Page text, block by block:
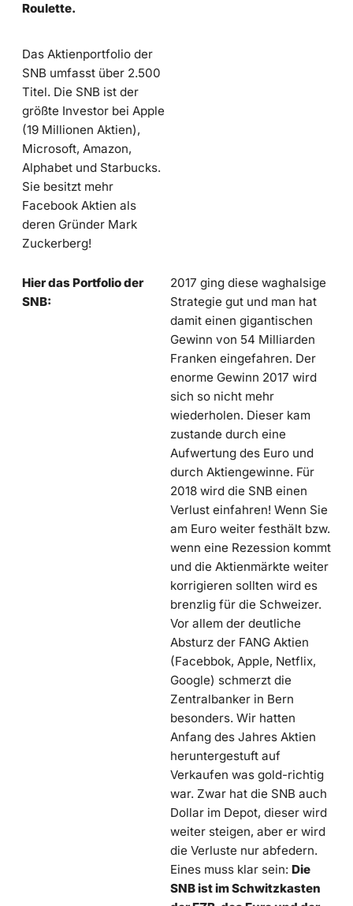
Roulette.
Das Aktienportfolio der
SNB umfasst über 2.500
Titel. Die SNB ist der
größte Investor bei Apple
(19 Millionen Aktien),
Microsoft, Amazon,
Alphabet und Starbucks.
Sie besitzt mehr
Facebook Aktien als
deren Gründer Mark
Zuckerberg!
Hier das Portfolio der
SNB:
2017 ging diese waghalsige
Strategie gut und man hat
damit einen gigantischen
Gewinn von 54 Milliarden
Franken eingefahren. Der
enorme Gewinn 2017 wird
sich so nicht mehr
wiederholen. Dieser kam
zustande durch eine
Aufwertung des Euro und
durch Aktiengewinne. Für
2018 wird die SNB einen
Verlust einfahren! Wenn Sie
am Euro weiter festhält bzw.
wenn eine Rezession kommt
und die Aktienmärkte weiter
korrigieren sollten wird es
brenzlig für die Schweizer.
Vor allem der deutliche
Absturz der FANG Aktien
(Facebbok, Apple, Netflix,
Google) schmerzt die
Zentralbanker in Bern
besonders. Wir hatten
Anfang des Jahres Aktien
heruntergestuft auf
Verkaufen was gold-richtig
war. Zwar hat die SNB auch
Dollar im Depot, dieser wird
weiter steigen, aber er wird
die Verluste nur abfedern.
Eines muss klar sein: Die
SNB ist im Schwitzkasten